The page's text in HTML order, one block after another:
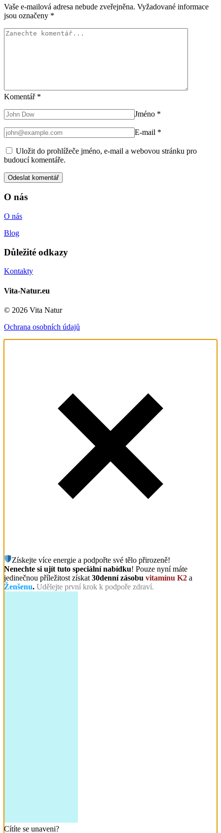
Vaše e-mailová adresa nebude zveřejněna. Vyžadované informace
jsou označeny *
Komentář *
Jméno *
E-mail *
Uložit do prohlížeče jméno, e-mail a webovou stránku pro
budoucí komentáře.
O nás
O nás
Blog
Důležité odkazy
Kontakty
Vita-Natur.eu
© 2026 Vita Natur
Ochrana osobních údajů
Získejte více energie a podpořte své tělo přirozeně!
Nenechte si ujít tuto speciální nabídku! Pouze nyní máte
jedinečnou příležitost získat 30denní zásobu vitamínu K2 a
Ženšenu. Udělejte první krok k podpoře zdraví.
Cítíte se unaveni?